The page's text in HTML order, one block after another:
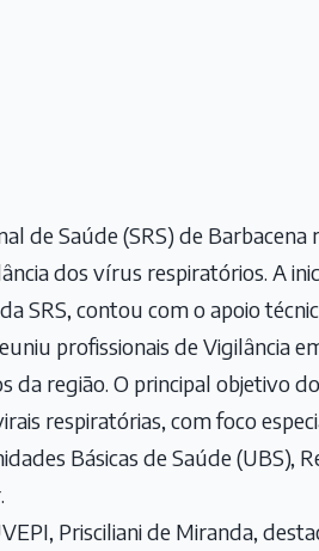
de Saúde (SRS) de
dos vírus respiratórios. A
SRS, contou com o apoio
profissionais de Vigilância
da região. O principal objetivo
respiratórias, com foco
Básicas de Saúde (UBS),
Prisciliani de Miranda,